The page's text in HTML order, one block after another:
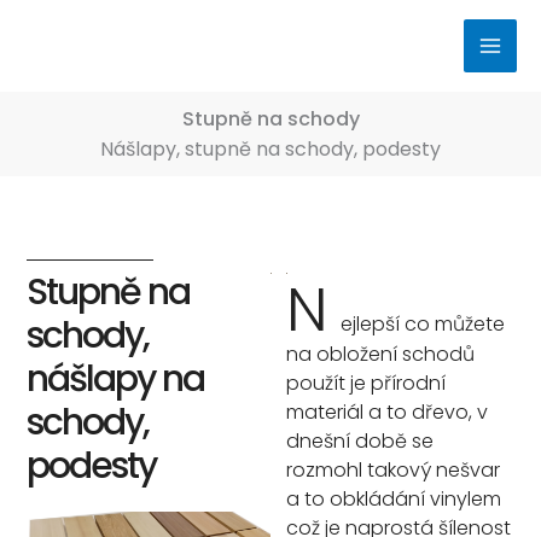
Stupně na schody
Nášlapy, stupně na schody, podesty
Stupně na
schody,
nášlapy na
schody,
podesty
N
ejlepší co můžete
na obložení schodů
použít je přírodní
materiál a to dřevo, v
dnešní době se
rozmohl takový nešvar
a to obkládání vinylem
což je naprostá šílenost